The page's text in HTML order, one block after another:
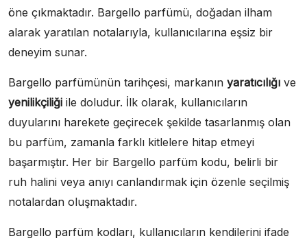
öne çıkmaktadır. Bargello parfümü, doğadan ilham
alarak yaratılan notalarıyla, kullanıcılarına eşsiz bir
deneyim sunar.
Bargello parfümünün tarihçesi, markanın yaratıcılığı ve
yenilikçiliği ile doludur. İlk olarak, kullanıcıların
duyularını harekete geçirecek şekilde tasarlanmış olan
bu parfüm, zamanla farklı kitlelere hitap etmeyi
başarmıştır. Her bir Bargello parfüm kodu, belirli bir
ruh halini veya anıyı canlandırmak için özenle seçilmiş
notalardan oluşmaktadır.
Bargello parfüm kodları, kullanıcıların kendilerini ifade